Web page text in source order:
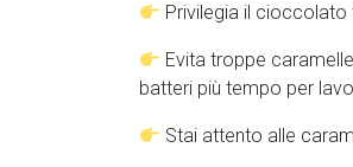
Privilegia il
Evita troppe
batteri più tempo per
Stai attento alle